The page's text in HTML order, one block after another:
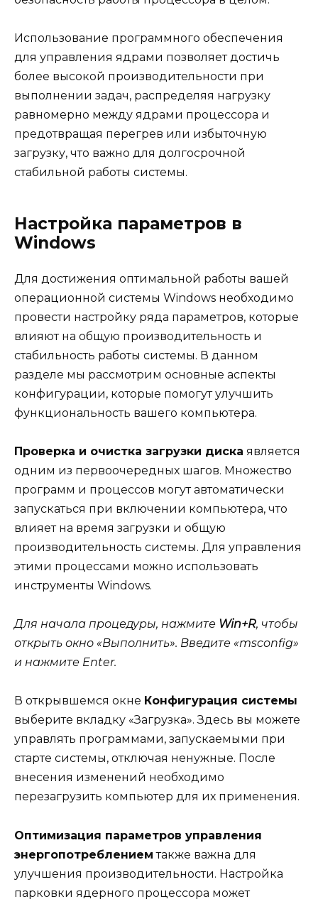
Использование программного обеспечения
для управления ядрами позволяет достичь
более высокой производительности при
выполнении задач, распределяя нагрузку
равномерно между ядрами процессора и
предотвращая перегрев или избыточную
загрузку, что важно для долгосрочной
стабильной работы системы.
Настройка параметров в
Windows
Для достижения оптимальной работы вашей
операционной системы Windows необходимо
провести настройку ряда параметров, которые
влияют на общую производительность и
стабильность работы системы. В данном
разделе мы рассмотрим основные аспекты
конфигурации, которые помогут улучшить
функциональность вашего компьютера.
Проверка и очистка загрузки диска является
одним из первоочередных шагов. Множество
программ и процессов могут автоматически
запускаться при включении компьютера, что
влияет на время загрузки и общую
производительность системы. Для управления
этими процессами можно использовать
инструменты Windows.
Для начала процедуры, нажмите Win+R, чтобы
открыть окно «Выполнить». Введите «msconfig»
и нажмите Enter.
В открывшемся окне Конфигурация системы
выберите вкладку «Загрузка». Здесь вы можете
управлять программами, запускаемыми при
старте системы, отключая ненужные. После
внесения изменений необходимо
перезагрузить компьютер для их применения.
Оптимизация параметров управления
энергопотреблением также важна для
улучшения производительности. Настройка
парковки ядерного процессора может